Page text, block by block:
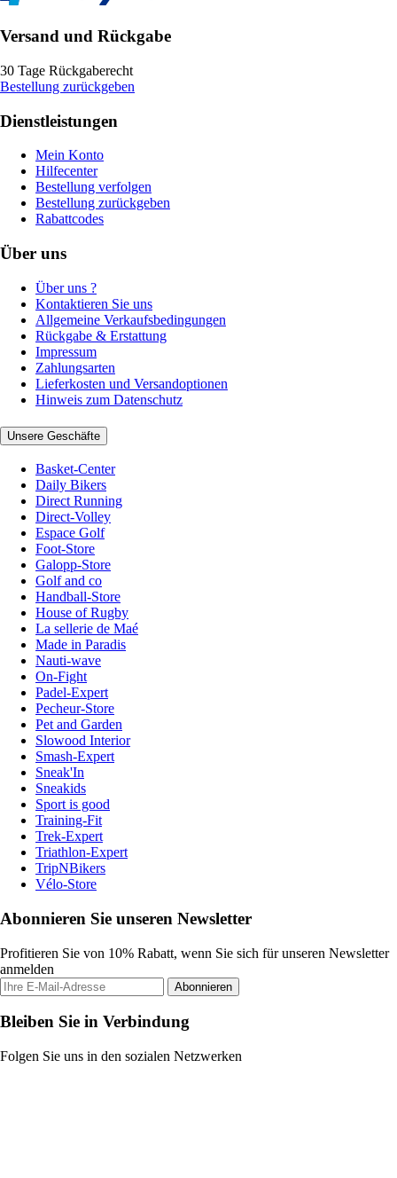
Versand und Rückgabe
30 Tage Rückgaberecht
Bestellung zurückgeben
Dienstleistungen
Mein Konto
Hilfecenter
Bestellung verfolgen
Bestellung zurückgeben
Rabattcodes
Über uns
Über uns ?
Kontaktieren Sie uns
Allgemeine Verkaufsbedingungen
Rückgabe & Erstattung
Impressum
Zahlungsarten
Lieferkosten und Versandoptionen
Hinweis zum Datenschutz
Unsere Geschäfte
Basket-Center
Daily Bikers
Direct Running
Direct-Volley
Espace Golf
Foot-Store
Galopp-Store
Golf and co
Handball-Store
House of Rugby
La sellerie de Maé
Made in Paradis
Nauti-wave
On-Fight
Padel-Expert
Pecheur-Store
Pet and Garden
Slowood Interior
Smash-Expert
Sneak'In
Sneakids
Sport is good
Training-Fit
Trek-Expert
Triathlon-Expert
TripNBikers
Vélo-Store
Abonnieren Sie unseren Newsletter
Profitieren Sie von 10% Rabatt, wenn Sie sich für unseren Newsletter
anmelden
Abonnieren
Bleiben Sie in Verbindung
Folgen Sie uns in den sozialen Netzwerken